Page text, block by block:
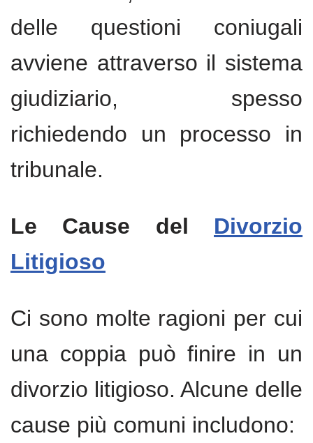
delle questioni coniugali
avviene attraverso il sistema
giudiziario, spesso
richiedendo un processo in
tribunale.
Le Cause del Divorzio
Litigioso
Ci sono molte ragioni per cui
una coppia può finire in un
divorzio litigioso. Alcune delle
cause più comuni includono: